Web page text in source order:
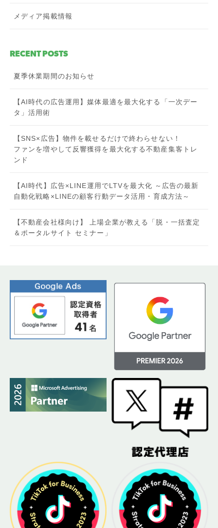
メディア掲載情報
RECENT POSTS
夏季休業期間のお知らせ
【AI時代の広告運用】媒体最適を最大化する「一次デー
タ」活用術
【SNS×広告】物件を載せるだけで終わらせない！
ファンを増やして反響獲得を最大化する不動産集客トレ
ンド
【AI時代】広告×LINE運用でLTVを最大化 ～広告の最新
自動化戦略×LINEの顧客行動データ活用・育成方法～
【不動産会社様向け】 上場企業が教える「脱・一括査定
＆ポータルサイト セミナー」